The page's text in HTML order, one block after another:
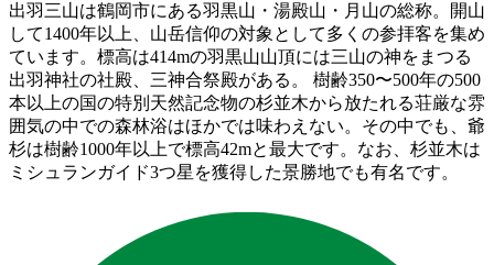
出羽三山は鶴岡市にある羽黒山・湯殿山・月山の総称。開山
して1400年以上、山岳信仰の対象として多くの参拝客を集め
ています。標高は414mの羽黒山山頂には三山の神をまつる
出羽神社の社殿、三神合祭殿がある。 樹齢350〜500年の500
本以上の国の特別天然記念物の杉並木から放たれる荘厳な雰
囲気の中での森林浴はほかでは味わえない。その中でも、爺
杉は樹齢1000年以上で標高42mと最大です。なお、杉並木は
ミシュランガイド3つ星を獲得した景勝地でも有名です。